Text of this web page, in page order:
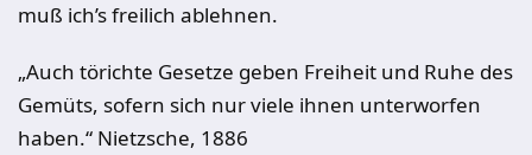
muß ich’s freilich ablehnen.
„Auch törichte Gesetze geben Freiheit und Ruhe des
Gemüts, sofern sich nur viele ihnen unterworfen
haben.“ Nietzsche, 1886